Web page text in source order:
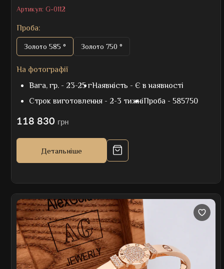
Артикул: G-0112
Проба:
Золото 585 ° Золото 750 °
На фотографії
Вага, гр. - 23-25 гНаявність - Є в наявності
Строк виготовлення - 2-3 тижніПроба - 585750
118 830 грн
Детальніше